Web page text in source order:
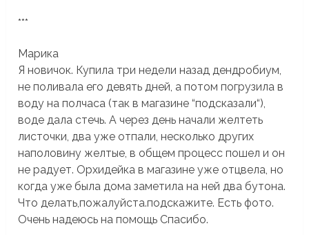
***
Марика
Я новичок. Купила три недели назад дендробиум,
не поливала его девять дней, а потом погрузила в
воду на полчаса (так в магазине “подсказали“),
воде дала стечь. А через день начали желтеть
листочки, два уже отпали, несколько других
наполовину желтые, в общем процесс пошел и он
не радует. Орхидейка в магазине уже отцвела, но
когда уже была дома заметила на ней два бутона.
Что делать,пожалуйста.подскажите. Есть фото.
Очень надеюсь на помощь Спасибо.